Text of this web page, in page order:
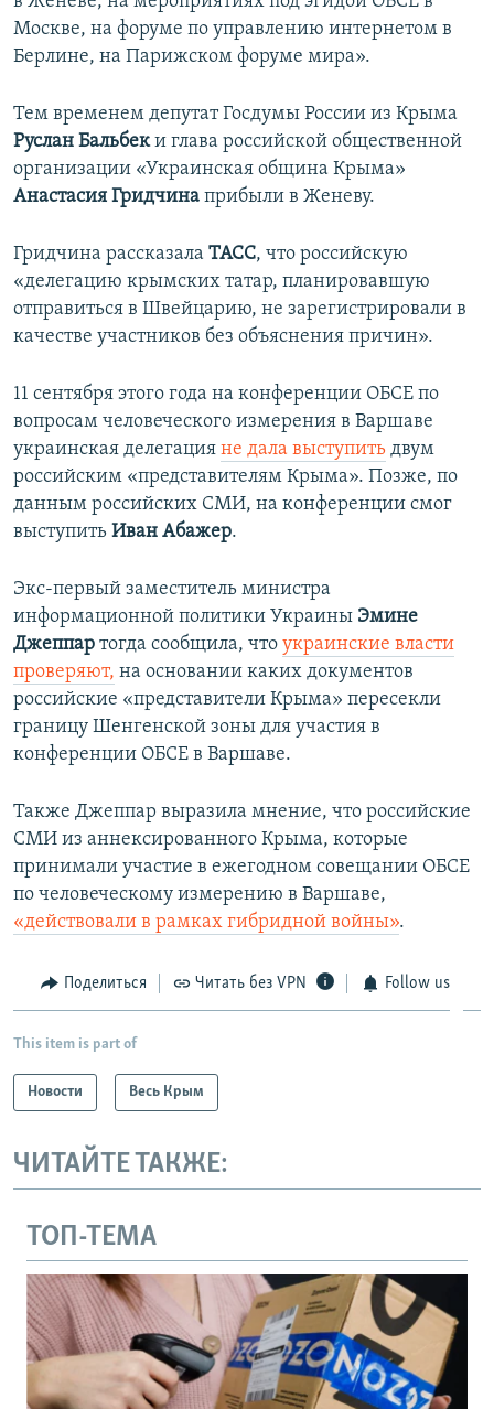
Москве, на форуме по управлению интернетом в
Берлине, на Парижском форуме мира».
Тем временем депутат Госдумы России из Крыма
Руслан Бальбеки глава российской общественной
организации «Украинская община Крыма»
Анастасия Гридчина прибыли в Женеву.
Гридчина рассказала ТАСС, что российскую
«делегацию крымских татар, планировавшую
отправиться в Швейцарию, не зарегистрировали в
качестве участников без объяснения причин».
11 сентября этого года на конференции ОБСЕ по
вопросам человеческого измерения в Варшаве
украинская делегация не дала выступить двум
российским «представителям Крыма». Позже, по
данным российских СМИ, на конференции смог
выступить Иван Абажер.
Экс-первый заместитель министра
информационной политики Украины Эмине
Джеппар тогда сообщила, что украинские власти
проверяют, на основании каких документов
российские «представители Крыма» пересекли
границу Шенгенской зоны для участия в
конференции ОБСЕ в Варшаве.​
Также Джеппар выразила мнение, что российские
СМИ из аннексированного Крыма, которые
принимали участие в ежегодном совещании ОБСЕ
по человеческому измерению в Варшаве,
«действовали в рамках гибридной войны».
Поделиться Читать без VPN Follow us
This item is part of
Новости Весь Крым
ЧИТАЙТЕ ТАКЖЕ:
ТОП-ТЕМА